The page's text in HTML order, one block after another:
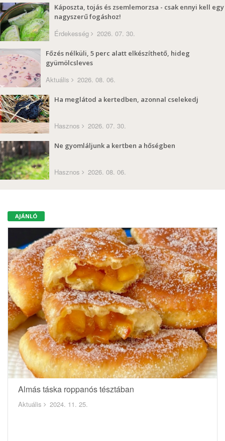
Káposzta, tojás és zsemlemorzsa - csak ennyi kell egy
nagyszerű fogáshoz!
Érdekesség 2026. 07. 30.
Főzés nélküli, 5 perc alatt elkészíthető, hideg
gyümölcsleves
Aktuális 2026. 08. 06.
Ha meglátod a kertedben, azonnal cselekedj
Hasznos 2026. 07. 30.
Ne gyomláljunk a kertben a hőségben
Hasznos 2026. 08. 06.
AJÁNLÓ
Almás táska roppanós tésztában
Aktuális 2024. 11. 25.